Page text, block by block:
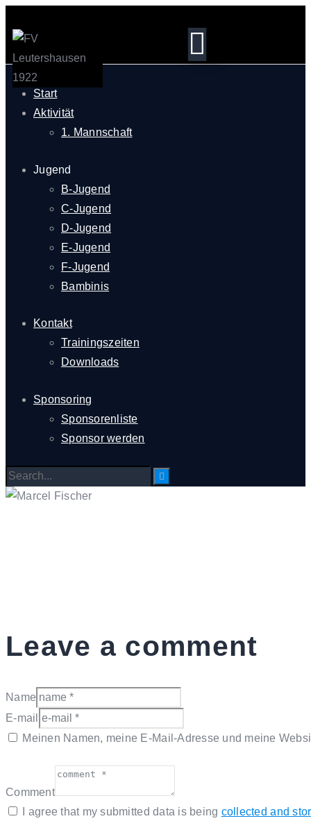
Start
Aktivität
1. Mannschaft
Jugend
B-Jugend
C-Jugend
D-Jugend
E-Jugend
F-Jugend
Bambinis
Kontakt
Trainingszeiten
Downloads
Sponsoring
Sponsorenliste
Sponsor werden
Leave a comment
Name
E-mail
Meinen Namen, meine E-Mail-Adresse und meine
Comment
I agree that my submitted data is being collected and